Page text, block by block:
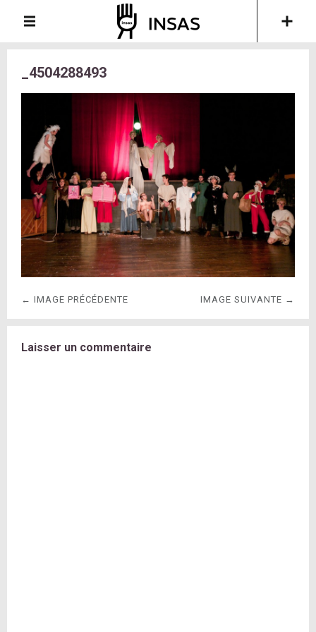
_4504288493
← IMAGE PRÉCÉDENTE IMAGE SUIVANTE →
Laisser un commentaire